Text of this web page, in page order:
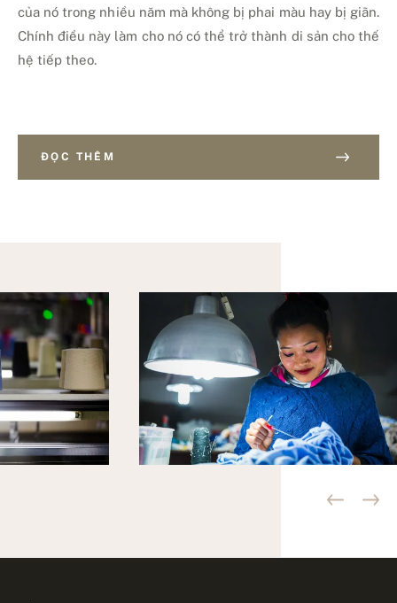
của nó trong nhiều năm mà không bị phai màu hay bị giãn.
Chính điều này làm cho nó có thể trở thành di sản cho thế
hệ tiếp theo.
ĐỌC THÊM